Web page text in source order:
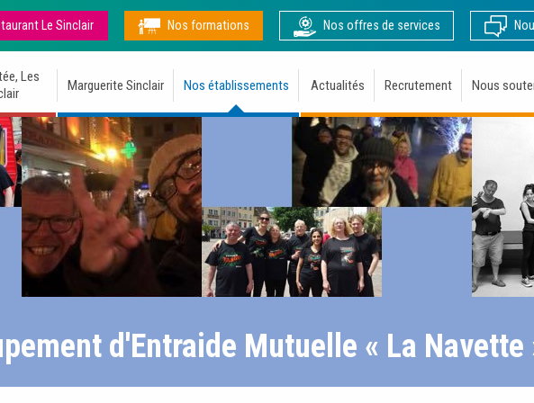
Le Sinclair Nos formations Nos offres de services
Les
Marguerite Sinclair Nos établissements Actualités Recrutement Nous
d'Entraide Mutuelle « La Navette